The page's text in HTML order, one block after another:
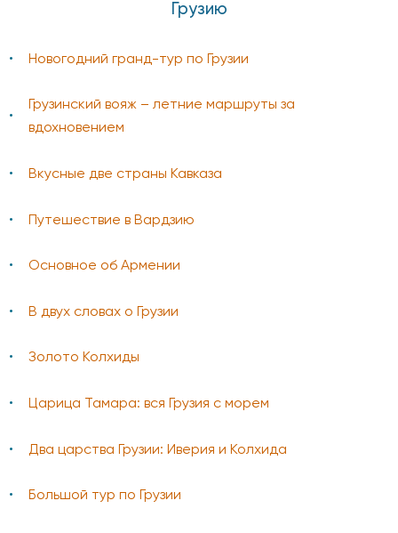
Грузию
Новогодний гранд-тур по Грузии
Грузинский вояж – летние маршруты за
вдохновением
Вкусные две страны Кавказа
Путешествие в Вардзию
Основное об Армении
В двух словах о Грузии
Золото Колхиды
Царица Тамара: вся Грузия с морем
Два царства Грузии: Иверия и Колхида
Большой тур по Грузии